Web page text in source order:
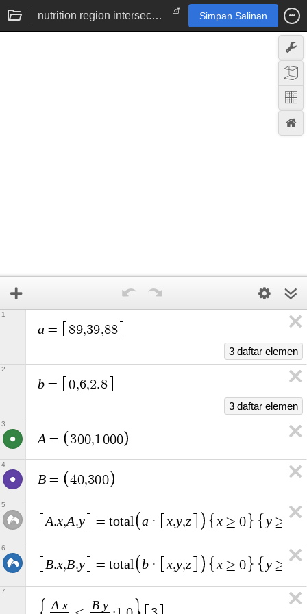
nutrition region intersection problem thing Simpan Salinan
a = 89,39,88
3 daftar elemen
1
b = 0,6,2.8
3 daftar elemen
2
A = 300,1000
3
B = 40,300
4
A.x,A.y = total a · x,y,z x ≥ 0 y ≥ 0
5
B.x,B.y = total b · x,y,z x ≥ 0 y ≥ 0
6
A.x
B.y
7